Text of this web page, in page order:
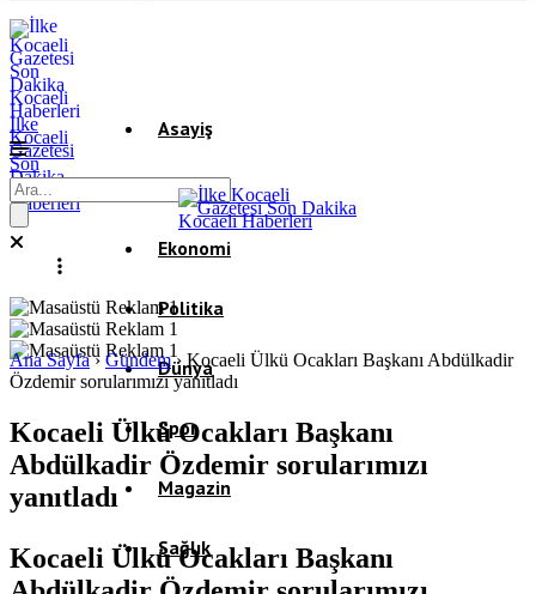
İlke
Kocaeli
Gazetesi
Son
Dakika
Kocaeli
Haberleri
Asayiş
Gündem
Ekonomi
Politika
Dünya
Spor
Magazin
Sağlık
Ana Sayfa› Gündem› Kocaeli Ülkü Ocakları Başkanı Abdülkadir
Özdemir sorularımızı yanıtladı
Kocaeli Ülkü Ocakları Başkanı
Abdülkadir Özdemir sorularımızı
yanıtladı
Kocaeli Ülkü Ocakları Başkanı